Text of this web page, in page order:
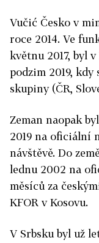
Vučić Česko v
roce 2014. Ve
květnu 2017, byl
podzim 2019,
skupiny (ČR,
Zeman naopak
2019 na oficiální
návštěvě. Do
lednu 2002 na
měsíců za
KFOR v Kosovu.
V Srbsku byl už